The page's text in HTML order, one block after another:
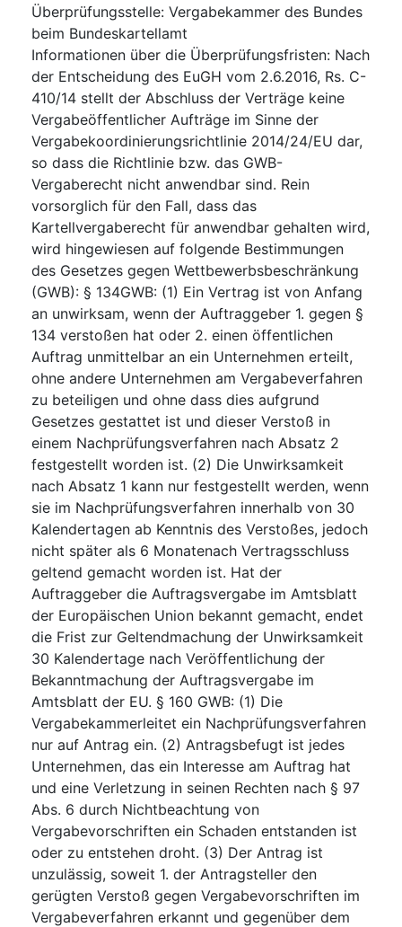
Überprüfungsstelle: Vergabekammer des Bundes
beim Bundeskartellamt
Informationen über die Überprüfungsfristen: Nach
der Entscheidung des EuGH vom 2.6.2016, Rs. C-
410/14 stellt der Abschluss der Verträge keine
Vergabeöffentlicher Aufträge im Sinne der
Vergabekoordinierungsrichtlinie 2014/24/EU dar,
so dass die Richtlinie bzw. das GWB-
Vergaberecht nicht anwendbar sind. Rein
vorsorglich für den Fall, dass das
Kartellvergaberecht für anwendbar gehalten wird,
wird hingewiesen auf folgende Bestimmungen
des Gesetzes gegen Wettbewerbsbeschränkung
(GWB): § 134GWB: (1) Ein Vertrag ist von Anfang
an unwirksam, wenn der Auftraggeber 1. gegen §
134 verstoßen hat oder 2. einen öffentlichen
Auftrag unmittelbar an ein Unternehmen erteilt,
ohne andere Unternehmen am Vergabeverfahren
zu beteiligen und ohne dass dies aufgrund
Gesetzes gestattet ist und dieser Verstoß in
einem Nachprüfungsverfahren nach Absatz 2
festgestellt worden ist. (2) Die Unwirksamkeit
nach Absatz 1 kann nur festgestellt werden, wenn
sie im Nachprüfungsverfahren innerhalb von 30
Kalendertagen ab Kenntnis des Verstoßes, jedoch
nicht später als 6 Monatenach Vertragsschluss
geltend gemacht worden ist. Hat der
Auftraggeber die Auftragsvergabe im Amtsblatt
der Europäischen Union bekannt gemacht, endet
die Frist zur Geltendmachung der Unwirksamkeit
30 Kalendertage nach Veröffentlichung der
Bekanntmachung der Auftragsvergabe im
Amtsblatt der EU. § 160 GWB: (1) Die
Vergabekammerleitet ein Nachprüfungsverfahren
nur auf Antrag ein. (2) Antragsbefugt ist jedes
Unternehmen, das ein Interesse am Auftrag hat
und eine Verletzung in seinen Rechten nach § 97
Abs. 6 durch Nichtbeachtung von
Vergabevorschriften ein Schaden entstanden ist
oder zu entstehen droht. (3) Der Antrag ist
unzulässig, soweit 1. der Antragsteller den
gerügten Verstoß gegen Vergabevorschriften im
Vergabeverfahren erkannt und gegenüber dem